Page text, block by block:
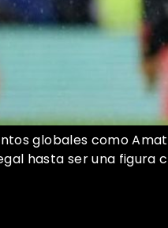
globales como
hasta ser una figura